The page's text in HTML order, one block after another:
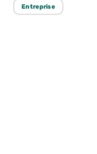
Entreprise